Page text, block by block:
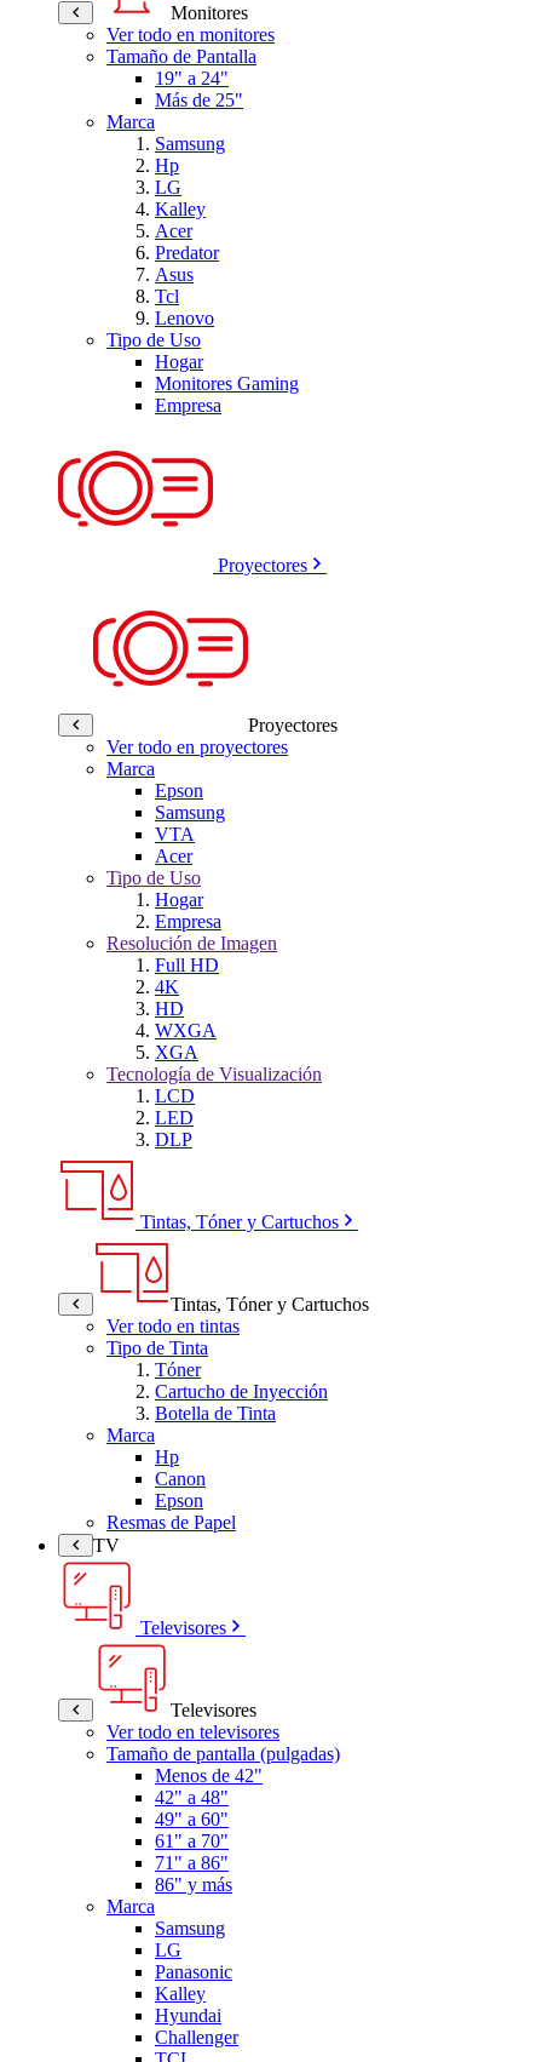
Monitores
Ver todo en monitores
Tamaño de Pantalla
19" a 24"
Más de 25"
Marca
Samsung
Hp
LG
Kalley
Acer
Predator
Asus
Tcl
Lenovo
Tipo de Uso
Hogar
Monitores Gaming
Empresa
Proyectores
Proyectores
Ver todo en proyectores
Marca
Epson
Samsung
VTA
Acer
Tipo de Uso
Hogar
Empresa
Resolución de Imagen
Full HD
4K
HD
WXGA
XGA
Tecnología de Visualización
LCD
LED
DLP
Tintas, Tóner y Cartuchos
Tintas, Tóner y Cartuchos
Ver todo en tintas
Tipo de Tinta
Tóner
Cartucho de Inyección
Botella de Tinta
Marca
Hp
Canon
Epson
Resmas de Papel
TV
Televisores
Televisores
Ver todo en televisores
Tamaño de pantalla (pulgadas)
Menos de 42"
42" a 48"
49" a 60"
61" a 70"
71" a 86"
86" y más
Marca
Samsung
LG
Panasonic
Kalley
Hyundai
Challenger